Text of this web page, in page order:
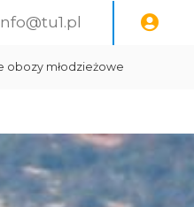
obozy młodzieżowe